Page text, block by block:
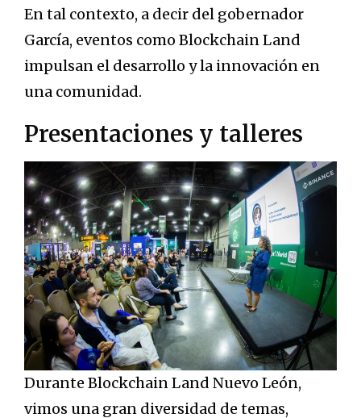
En tal contexto, a decir del gobernador
García, eventos como Blockchain Land
impulsan el desarrollo y la innovación en
una comunidad.
Presentaciones y talleres
Durante Blockchain Land Nuevo León,
vimos una gran diversidad de temas,